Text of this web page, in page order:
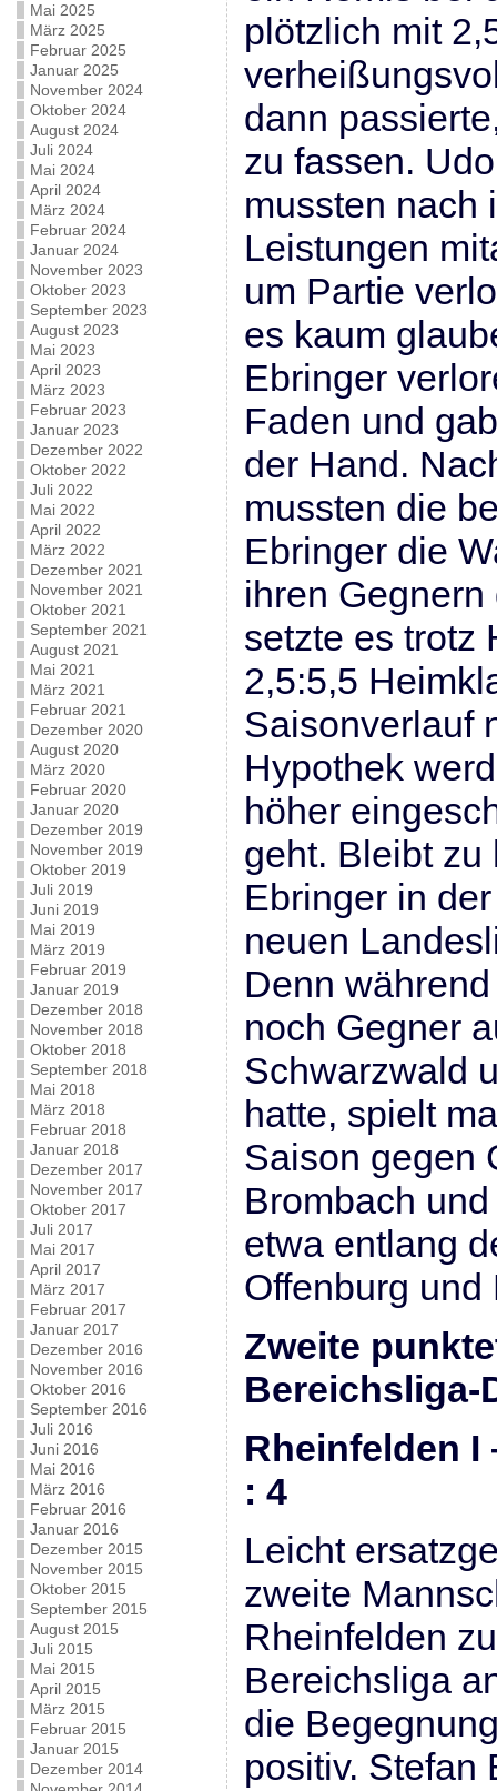
Mai 2025
März 2025
Februar 2025
Januar 2025
November 2024
Oktober 2024
August 2024
Juli 2024
Mai 2024
April 2024
März 2024
Februar 2024
Januar 2024
November 2023
Oktober 2023
September 2023
August 2023
Mai 2023
April 2023
März 2023
Februar 2023
Januar 2023
Dezember 2022
Oktober 2022
Juli 2022
Mai 2022
April 2022
März 2022
Dezember 2021
November 2021
Oktober 2021
September 2021
August 2021
Mai 2021
März 2021
Februar 2021
Dezember 2020
August 2020
März 2020
Februar 2020
Januar 2020
Dezember 2019
November 2019
Oktober 2019
Juli 2019
Juni 2019
Mai 2019
März 2019
Februar 2019
Januar 2019
Dezember 2018
November 2018
Oktober 2018
September 2018
Mai 2018
März 2018
Februar 2018
Januar 2018
Dezember 2017
November 2017
Oktober 2017
Juli 2017
Mai 2017
April 2017
März 2017
Februar 2017
Januar 2017
Dezember 2016
November 2016
Oktober 2016
September 2016
Juli 2016
Juni 2016
Mai 2016
März 2016
Februar 2016
Januar 2016
Dezember 2015
November 2015
Oktober 2015
September 2015
August 2015
Juli 2015
Mai 2015
April 2015
März 2015
Februar 2015
Januar 2015
Dezember 2014
plötzlich mit
dann
zu fassen.
mussten nach
Leistungen
um Partie
es kaum
Ebringer
Faden und
der Hand.
mussten die
Ebringer die
ihren
setzte es trotz
2,5:5,5
Saisonverlauf
Hypothek
höher
geht. Bleibt zu
Ebringer in
neuen
Denn
noch Gegner
Schwarzwald
hatte, spielt
Saison gegen
Brombach
etwa entlang
Offenburg
Zweite
Bereichsliga-
: 4
Leicht
zweite
Rheinfelden
Bereichsliga
die
positiv. Stefan